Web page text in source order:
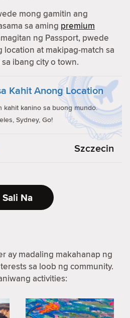
mong gamitin ang
sa aming premium
ng Passport, pwede
at makipag-match sa
ibang city o town.
Kahit Anong Location
kahit kanino sa buong mundo.
Sydney, Go!
Szczecin
Sali Na
ay madaling makahanap ng
sa loob ng community.
activities: